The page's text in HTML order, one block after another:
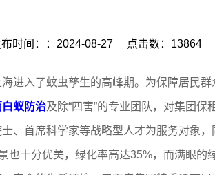
布时间：：2024-08-27 点击数：13864
进入了蚊虫孳生的高峰期。为保障居民
蚁防治及除“四害”的专业团队，对集团保
、首席科学家等战略型人才为服务对象
也十分优美，‌绿化率高达35%，而满眼